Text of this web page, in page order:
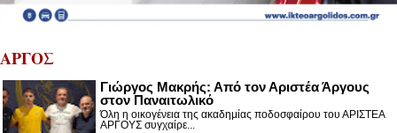
ΑΡΓΟΣ
Γιώργος Μακρής: Από τον Αριστέα Άργους
στον Παναιτωλικό
Όλη η οικογένεια της ακαδημίας ποδοσφαίρου του ΑΡΙΣΤΕΑ
ΑΡΓΟΥΣ συγχαίρε...